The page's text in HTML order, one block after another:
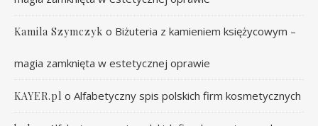
Kamila Szymczyk o Biżuteria z kamieniem księżycowym –
magia zamknięta w estetycznej oprawie
KAYER.pl o Alfabetyczny spis polskich firm kosmetycznych